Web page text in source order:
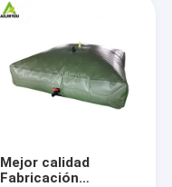
Mejor calidad
Fabricación